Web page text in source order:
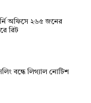
অফিসে ২৬৫ জনের
রিট
বন্ধে লিগ্যাল নোটিশ